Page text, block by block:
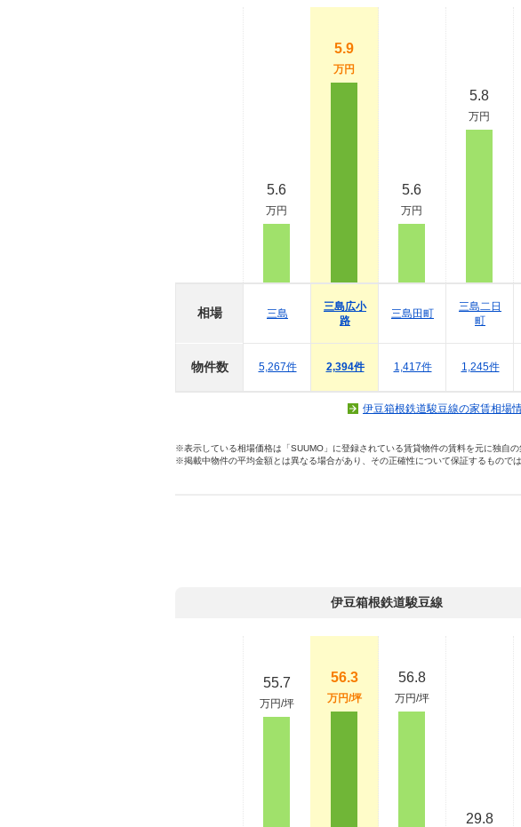
相場
物件数
5.6
万円
三島
5,267件
5.9
万円
三島広小
路
2,394件
5.6
万円
三島田町
1,417件
5.8
万円
三島二日
町
1,245件
伊豆箱根鉄道駿豆線の家賃相場
※表示している相場価格は「SUUMO」に登録されている賃貸物件の賃料を元に独自の
※掲載中物件の平均金額とは異なる場合があり、その正確性について保証するものでは
伊豆箱根鉄道駿豆線
55.7
万円/坪
56.3
万円/坪
56.8
万円/坪
29.8